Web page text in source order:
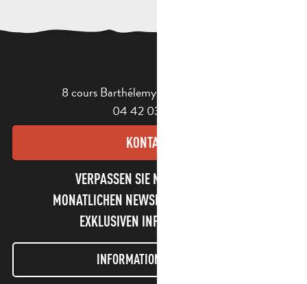
8 cours Barthélemy - 13400 Aubagne
04 42 03 49 98
KONTAKT
VERPASSEN SIE NICHT UNSEREN
MONATLICHEN NEWSLETTER UND UNSERE
EXKLUSIVEN INFORMATIONEN!
INFORMATIONEN LETTER